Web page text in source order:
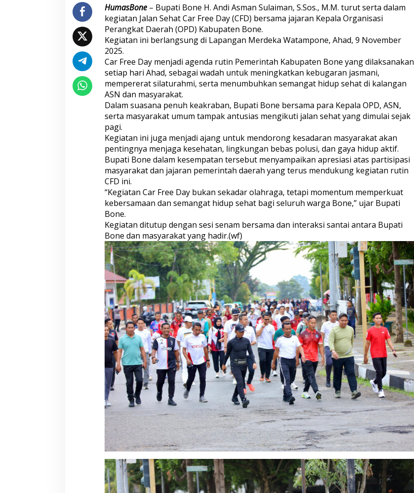
y
9
N
o
v
e
m
b
e
r
2
0
5
HumasBone – Bupati Bone H. Andi Asman Sulaiman, S.Sos., M.M. turut serta dalam
kegiatan Jalan Sehat Car Free Day (CFD) bersama jajaran Kepala Organisasi
Perangkat Daerah (OPD) Kabupaten Bone.
Kegiatan ini berlangsung di Lapangan Merdeka Watampone, Ahad, 9 November
2025.
Car Free Day menjadi agenda rutin Pemerintah Kabupaten Bone yang dilaksanakan
setiap hari Ahad, sebagai wadah untuk meningkatkan kebugaran jasmani,
mempererat silaturahmi, serta menumbuhkan semangat hidup sehat di kalangan
ASN dan masyarakat.
Dalam suasana penuh keakraban, Bupati Bone bersama para Kepala OPD, ASN,
serta masyarakat umum tampak antusias mengikuti jalan sehat yang dimulai sejak
pagi.
Kegiatan ini juga menjadi ajang untuk mendorong kesadaran masyarakat akan
pentingnya menjaga kesehatan, lingkungan bebas polusi, dan gaya hidup aktif.
Bupati Bone dalam kesempatan tersebut menyampaikan apresiasi atas partisipasi
masyarakat dan jajaran pemerintah daerah yang terus mendukung kegiatan rutin
CFD ini.
“Kegiatan Car Free Day bukan sekadar olahraga, tetapi momentum memperkuat
kebersamaan dan semangat hidup sehat bagi seluruh warga Bone,” ujar Bupati
Bone.
Kegiatan ditutup dengan sesi senam bersama dan interaksi santai antara Bupati
Bone dan masyarakat yang hadir.(wf)